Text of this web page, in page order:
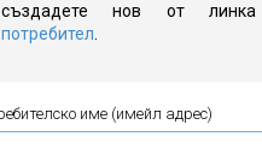
създадете нов от
потребител
име (имейл адрес)